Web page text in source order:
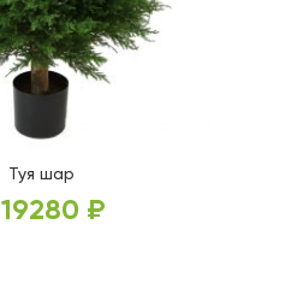
Туя шар
19280 ₽